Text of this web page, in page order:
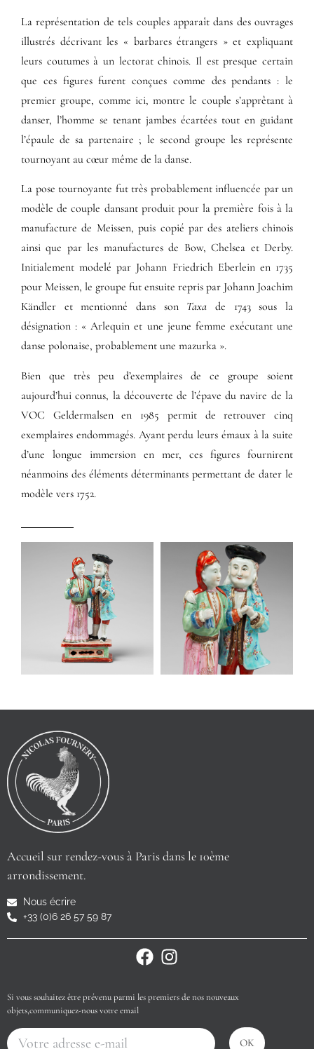
La représentation de tels couples apparaît dans des ouvrages
illustrés décrivant les « barbares étrangers » et expliquant
leurs coutumes à un lectorat chinois. Il est presque certain
que ces figures furent conçues comme des pendants : le
premier groupe, comme ici, montre le couple s’apprêtant à
danser, l’homme se tenant jambes écartées tout en guidant
l’épaule de sa partenaire ; le second groupe les représente
tournoyant au cœur même de la danse.
La pose tournoyante fut très probablement influencée par un
modèle de couple dansant produit pour la première fois à la
manufacture de Meissen, puis copié par des ateliers chinois
ainsi que par les manufactures de Bow, Chelsea et Derby.
Initialement modelé par Johann Friedrich Eberleinen 1735
pour Meissen, le groupe fut ensuite repris par Johann Joachim
Kändler et mentionné dans son Taxa de 1743 sous la
désignation : « Arlequin et une jeune femme exécutant une
danse polonaise, probablement une mazurka ».
Bien que très peu d’exemplaires de ce groupe soient
aujourd’hui connus, la découverte de l’épave du navire de la
VOC Geldermalsenen 1985 permit de retrouver cinq
exemplaires endommagés. Ayant perdu leurs émaux à la suite
d’une longue immersion en mer, ces figures fournirent
néanmoins des éléments déterminants permettant de dater le
modèle vers 1752.
Accueil sur rendez-vous à Paris dans le 10ème
arrondissement.
Nous écrire
+33 (0)6 26 57 59 87
Si vous souhaitez être prévenu parmi les premiers de nos nouveaux
objets,communiquez-nous votre email
OK